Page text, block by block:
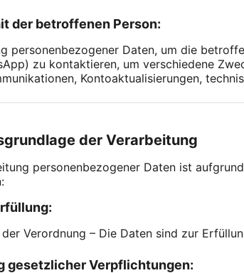
der betroffenen Person:
personenbezogener Daten, um die
zu kontaktieren, um verschiedene
Kontoaktualisierungen,
der Verarbeitung
personenbezogener Daten ist
Verordnung – Die Daten sind zur
gesetzlicher Verpflichtungen: